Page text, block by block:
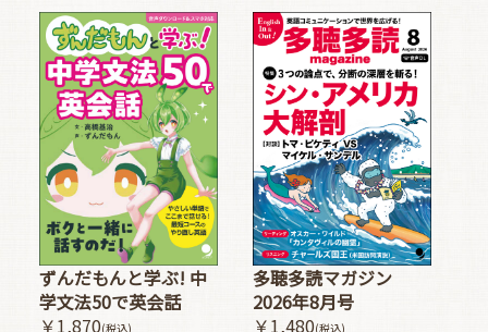
ずんだもんと学ぶ! 中
学文法50で英会話
￥1,870(税込)
多聴多読マガジン
2026年8月号
￥1,480(税込)